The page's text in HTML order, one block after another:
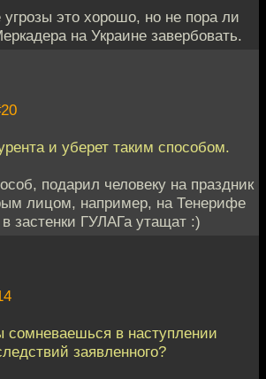
угрозы это хорошо, но не пора ли
на Украине завербовать.
и уберет таким способом.
подарил человеку на праздник
лицом, например, на Тенерифе
в застенки ГУЛАГа утащат :)
в наступлении
заявленного?